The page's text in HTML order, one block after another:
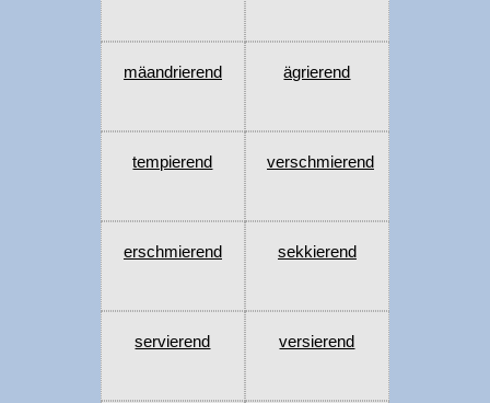
mäandrierend ägrierend
tempierend verschmierend
erschmierend sekkierend
servierend versierend